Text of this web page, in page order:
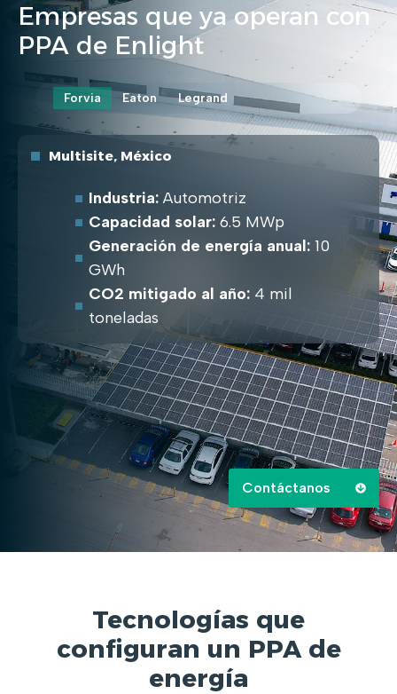
Empresas que ya operan con
PPA de Enlight
Forvia Eaton Legrand
Multisite, México
Industria: Automotriz
Capacidad solar: 6.5 MWp
Generación de energía anual: 10
GWh
CO2 mitigado al año: 4 mil
toneladas
Contáctanos
Tecnologías que
configuran un PPA de
energía